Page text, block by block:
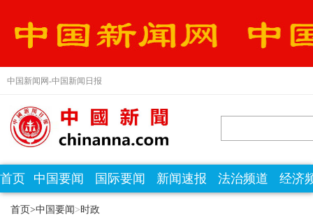
中国新闻网-中国新闻日报
首页 中国要闻 国际要闻 新闻速报 法治频道 经济
首页>中国要闻 > 时政